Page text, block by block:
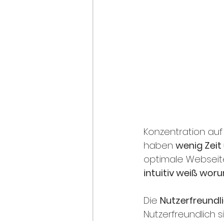
Konzentration
haben wenig
optimale
intuitiv weiß
Die
Nutzerfreundlich